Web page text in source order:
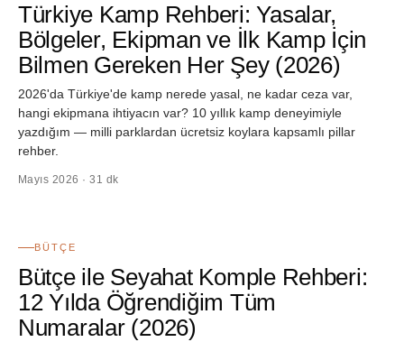
Türkiye Kamp Rehberi: Yasalar,
Bölgeler, Ekipman ve İlk Kamp İçin
Bilmen Gereken Her Şey (2026)
2026'da Türkiye'de kamp nerede yasal, ne kadar ceza var,
hangi ekipmana ihtiyacın var? 10 yıllık kamp deneyimiyle
yazdığım — milli parklardan ücretsiz koylara kapsamlı pillar
rehber.
Mayıs 2026 · 31 dk
BÜTÇE
Bütçe ile Seyahat Komple Rehberi:
12 Yılda Öğrendiğim Tüm
Numaralar (2026)